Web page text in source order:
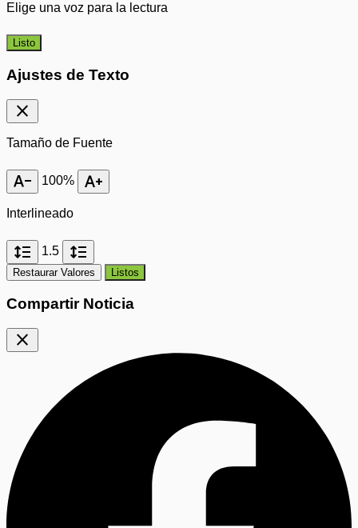
Elige una voz para la lectura
Listo
Ajustes de Texto
close
Tamaño de Fuente
text_decrease 100% text_increase
Interlineado
format_line_spacing 1.5 format_line_spacing
Restaurar Valores Listos
Compartir Noticia
close